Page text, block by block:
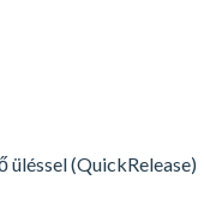
üléssel (QuickRelease)